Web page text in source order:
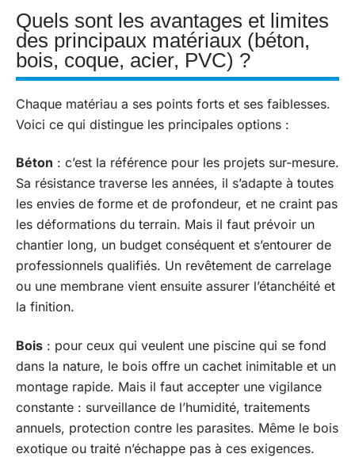
Quels sont les avantages et limites
des principaux matériaux (béton,
bois, coque, acier, PVC) ?
Chaque matériau a ses points forts et ses faiblesses.
Voici ce qui distingue les principales options :
Béton : c’est la référence pour les projets sur-mesure.
Sa résistance traverse les années, il s’adapte à toutes
les envies de forme et de profondeur, et ne craint pas
les déformations du terrain. Mais il faut prévoir un
chantier long, un budget conséquent et s’entourer de
professionnels qualifiés. Un revêtement de carrelage
ou une membrane vient ensuite assurer l’étanchéité et
la finition.
Bois : pour ceux qui veulent une piscine qui se fond
dans la nature, le bois offre un cachet inimitable et un
montage rapide. Mais il faut accepter une vigilance
constante : surveillance de l’humidité, traitements
annuels, protection contre les parasites. Même le bois
exotique ou traité n’échappe pas à ces exigences.